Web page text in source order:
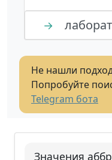
→
Не нашли
Попробуйте
Telegram бота
Значения